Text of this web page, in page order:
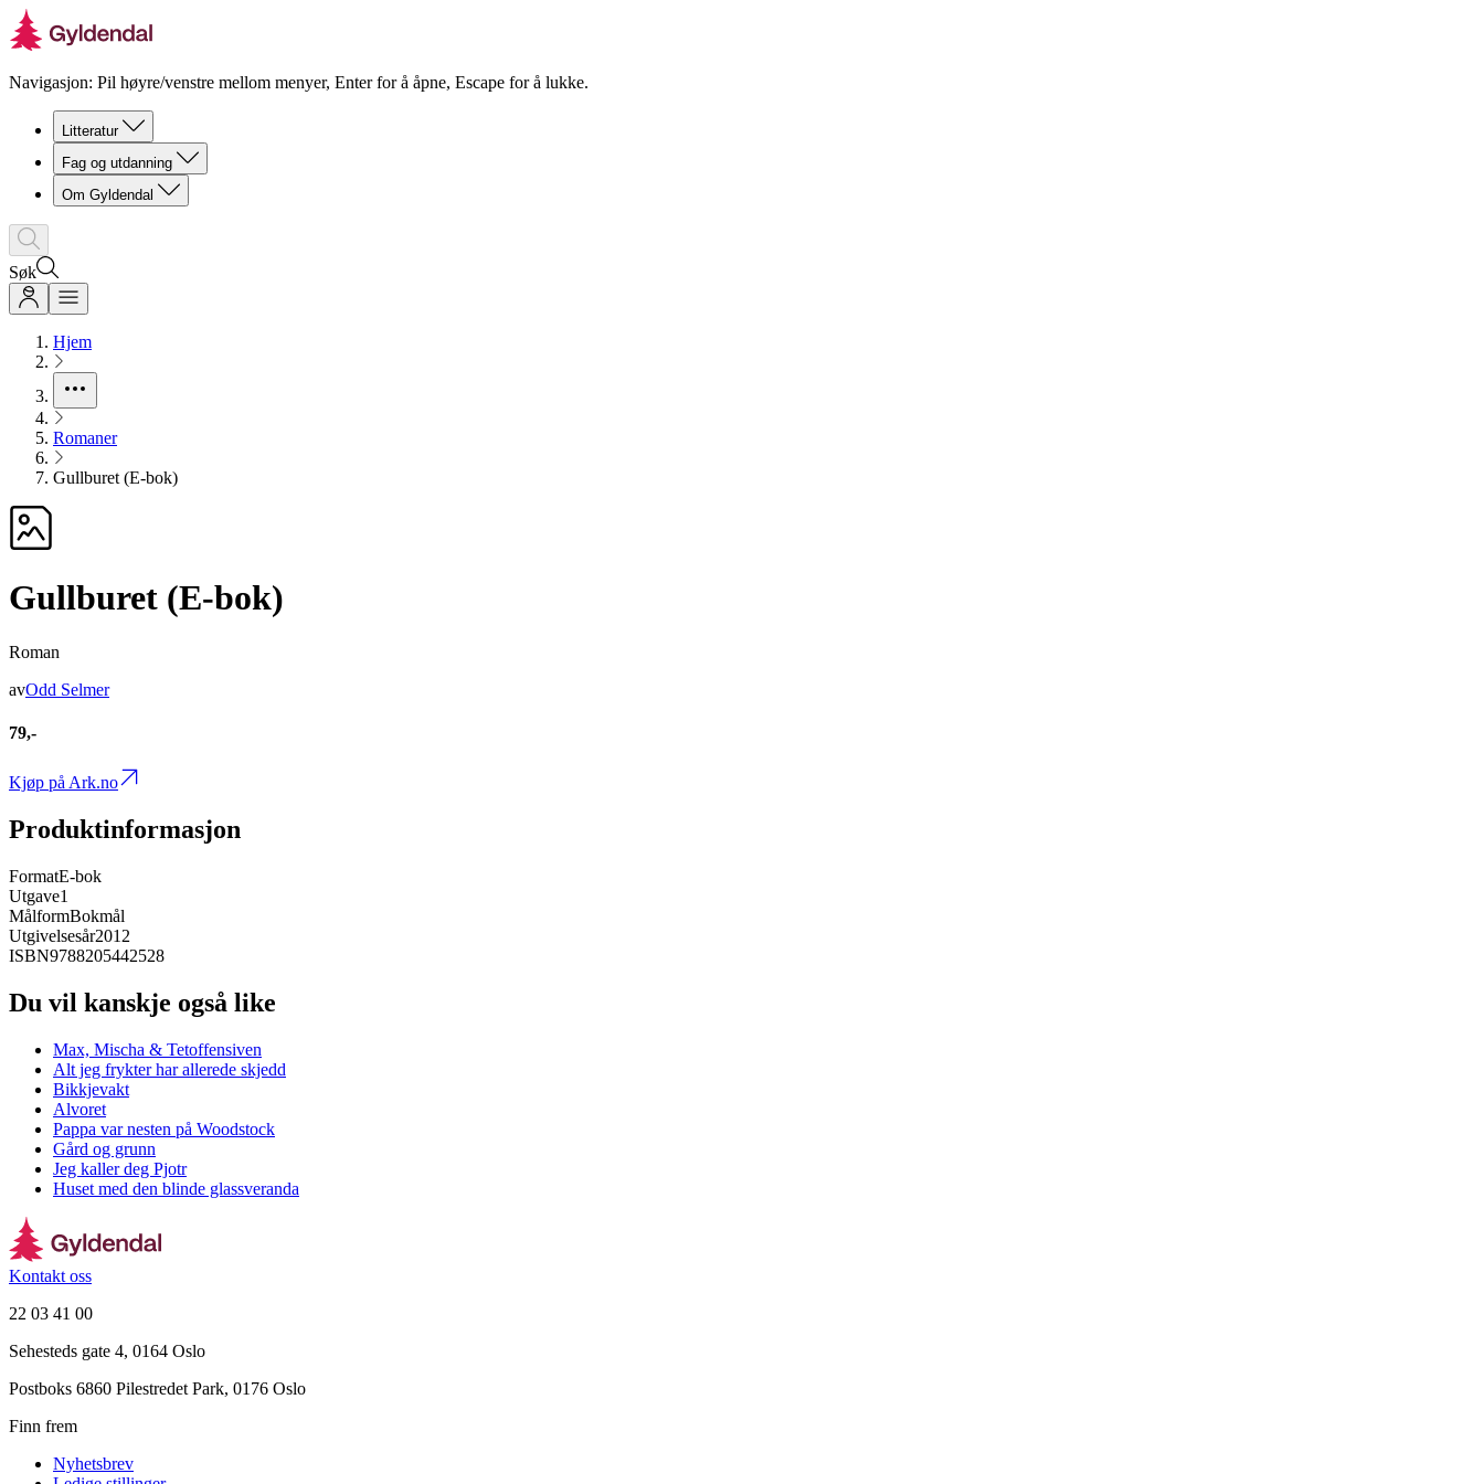
Navigasjon: Pil høyre/venstre mellom menyer, Enter for å åpne, Escape for å lukke.
Litteratur
Fag og utdanning
Om Gyldendal
Søk
Hjem
Romaner
Gullburet (E-bok)
Gullburet (E-bok)
Roman
avOdd Selmer
79,-
Kjøp på Ark.no
Produktinformasjon
FormatE-bok
Utgave1
MålformBokmål
Utgivelsesår2012
ISBN9788205442528
Du vil kanskje også like
Max, Mischa & Tetoffensiven
Alt jeg frykter har allerede skjedd
Bikkjevakt
Alvoret
Pappa var nesten på Woodstock
Gård og grunn
Jeg kaller deg Pjotr
Huset med den blinde glassveranda
Kontakt oss
22 03 41 00
Sehesteds gate 4, 0164 Oslo
Postboks 6860 Pilestredet Park, 0176 Oslo
Finn frem
Nyhetsbrev